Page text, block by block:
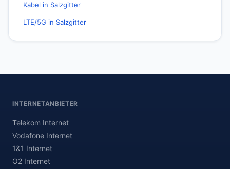
Kabel in Salzgitter
LTE/5G in Salzgitter
INTERNETANBIETER
Telekom Internet
Vodafone Internet
1&1 Internet
O2 Internet